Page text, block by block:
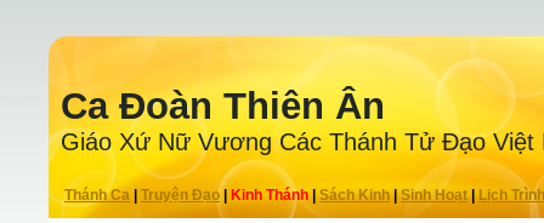
Ca Ðoàn Thiên Ân
Giáo Xứ Nữ Vương Các Thánh Tử Ðạo Việt
Thánh Ca Truyện Ðạo| Kinh Thánh Sách Kinh|Sinh Hoạt| Lịch Trình